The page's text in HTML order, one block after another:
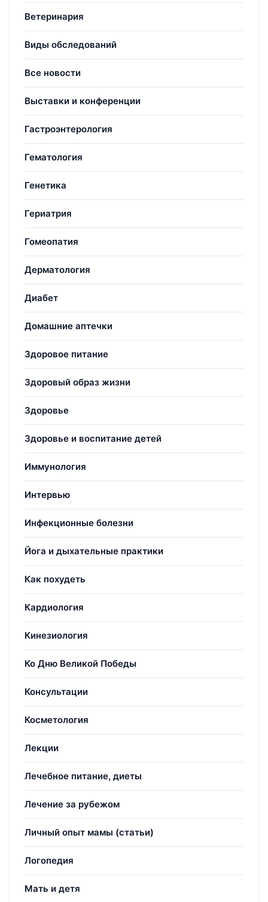
Ветеринария
Виды обследований
Все новости
Выставки и конференции
Гастроэнтерология
Гематология
Генетика
Гериатрия
Гомеопатия
Дерматология
Диабет
Домашние аптечки
Здоровое питание
Здоровый образ жизни
Здоровье
Здоровье и воспитание детей
Иммунология
Интервью
Инфекционные болезни
Йога и дыхательные практики
Как похудеть
Кардиология
Кинезиология
Ко Дню Великой Победы
Консультации
Косметология
Лекции
Лечебное питание, диеты
Лечение за рубежом
Личный опыт мамы (статьи)
Логопедия
Мать и детя